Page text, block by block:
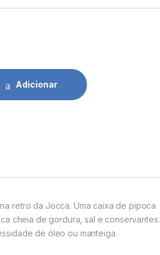
Jocca quantidade
Adicionar
retro da Jocca. Uma caixa de pipoca
cheia de gordura, sal e conservantes.
de óleo ou manteiga.